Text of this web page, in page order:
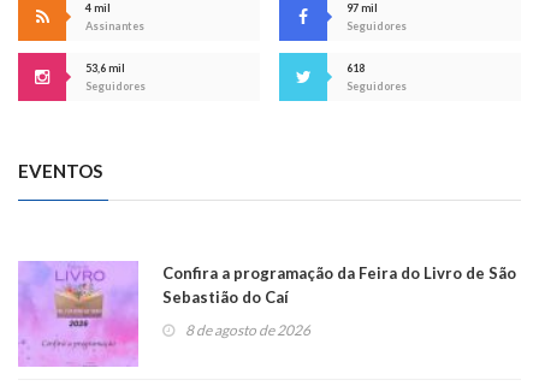
4 mil
Assinantes
97 mil
Seguidores
53,6 mil
Seguidores
618
Seguidores
EVENTOS
Confira a programação da Feira do Livro de São
Sebastião do Caí
8 de agosto de 2026